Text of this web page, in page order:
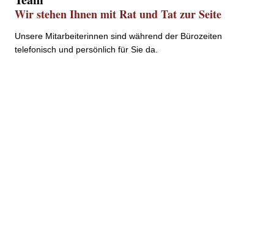
Wir stehen Ihnen mit Rat und Tat zur Seite
Unsere Mitarbeiterinnen sind während der Bürozeiten
telefonisch und persönlich für Sie da.